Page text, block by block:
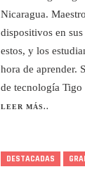
Nicaragua.
dispositivos en
estos, y los
hora de aprender.
de tecnología Tigo
LEER MÁS..
DESTACADAS